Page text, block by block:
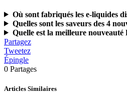
Où sont fabriqués les e-liquides
Quelles sont les saveurs des 4
Quelle est la meilleure nouveauté
Partagez
Tweetez
Épingle
0 Partages
Articles Similaires